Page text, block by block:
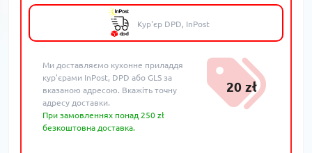
Кур'єр DPD, InPost
Ми доставляємо кухонне приладдя
кур'єрами InPost, DPD або GLS за
вказаною адресою. Вкажіть точну
адресу доставки.
При замовленнях понад 250 zł
безкоштовна доставка.
20 zł